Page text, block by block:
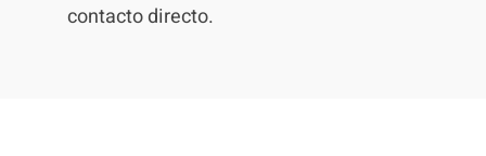
contacto directo.